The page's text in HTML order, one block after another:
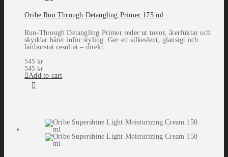
Oribe Run Through Detangling Primer 175 ml
Run-Through Detangling Primer reder ut tovor, återfuktar och
skyddar håret inför styling. Ger ett silkeslent, glansigt och
lättborstat resultat – direkt.
545 kr
545 kr
Add to cart